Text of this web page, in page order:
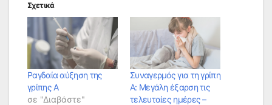
Σχετικά
Ραγδαία αύξηση της
γρίπης Α
σε "Διαβάστε"
Συναγερμός για τη γρίπη
Α: Μεγάλη έξαρση τις
τελευταίες ημέρες –